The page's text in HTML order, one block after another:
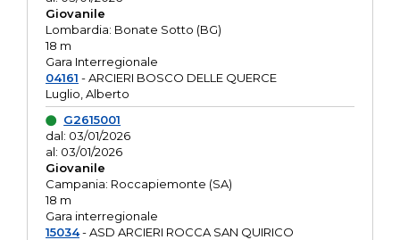
Giovanile
Lombardia: Bonate Sotto (BG)
18 m
Gara Interregionale
04161 - ARCIERI BOSCO DELLE QUERCE
Luglio, Alberto
G2615001
dal: 03/01/2026
al: 03/01/2026
Giovanile
Campania: Roccapiemonte (SA)
18 m
Gara interregionale
15034- ASD ARCIERI ROCCA SAN QUIRICO